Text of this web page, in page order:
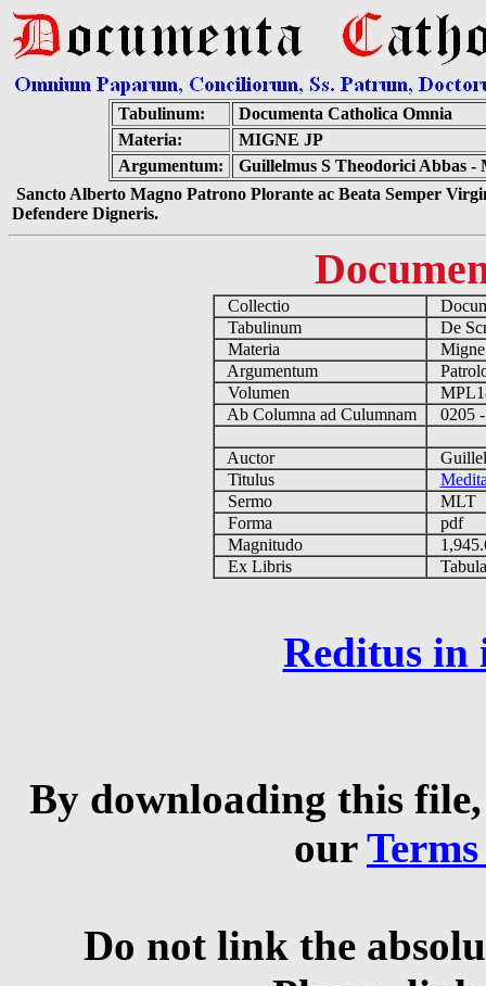
Tabulinum:
Documenta Catholica Omnia
Materia:
MIGNE JP
Argumentum:
Guillelmus S Theodorici Abbas -
Sancto Alberto Magno Patrono Plorante ac Beata Semper
Defendere Digneris.
Collectio
Tabulinum
De
Materia
Argumentum
Volumen
Ab Columna ad Culumnam
0205
Auctor
Titulus
Sermo
MLT
Forma
pdf
Magnitudo
Ex Libris
Reditus in
By downloading this
our
Do not link the